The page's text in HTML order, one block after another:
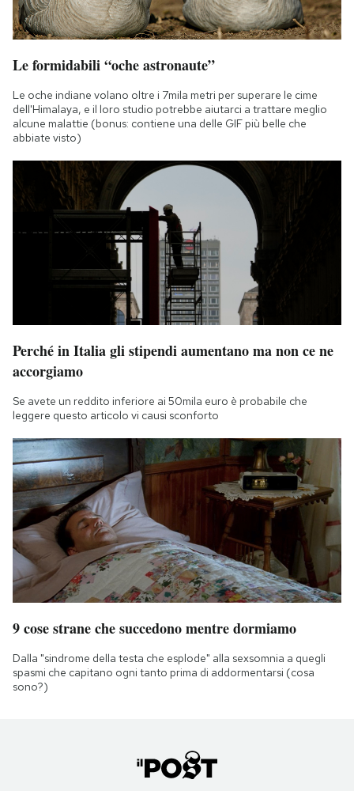
Le formidabili “oche astronaute”
Le oche indiane volano oltre i 7mila metri per superare le cime
dell'Himalaya, e il loro studio potrebbe aiutarci a trattare meglio
alcune malattie (bonus: contiene una delle GIF più belle che
abbiate visto)
Perché in Italia gli stipendi aumentano ma non ce ne
accorgiamo
Se avete un reddito inferiore ai 50mila euro è probabile che
leggere questo articolo vi causi sconforto
9 cose strane che succedono mentre dormiamo
Dalla "sindrome della testa che esplode" alla sexsomnia a quegli
spasmi che capitano ogni tanto prima di addormentarsi (cosa
sono?)